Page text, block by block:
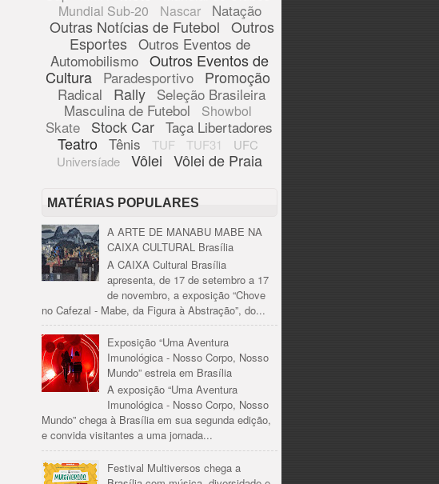
Mundial Sub-20
Nascar Natação
Outras Notícias de Futebol Outros
Esportes Outros Eventos de
Automobilismo Outros Eventos de
Cultura
Paradesportivo Promoção
Radical Rally Seleção Brasileira
Masculina de Futebol
Showbol
Skate Stock Car Taça Libertadores
Teatro Tênis TUF TUF31
UFC
Universíade
Vôlei Vôlei de Praia
MATÉRIAS POPULARES
A ARTE DE MANABU MABE NA
CAIXA CULTURAL Brasília
A CAIXA Cultural Brasília
apresenta, de 17 de setembro a 17
de novembro, a exposição “Chove
no Cafezal - Mabe, da Figura à Abstração”, do...
Exposição “Uma Aventura
Imunológica - Nosso Corpo, Nosso
Mundo” estreia em Brasília
A exposição “Uma Aventura
Imunológica - Nosso Corpo, Nosso
Mundo” chega à Brasília em sua segunda edição,
e convida visitantes a uma jornada...
Festival Multiversos chega a